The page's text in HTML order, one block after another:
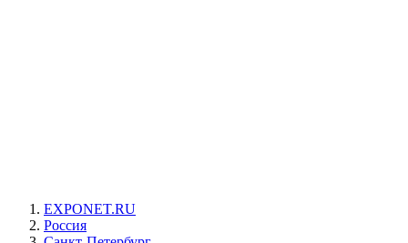
EXPONET.RU
Россия